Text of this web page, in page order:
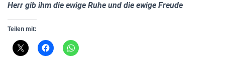
Herr gib ihm die ewige Ruhe und die ewige Freude
Teilen mit: